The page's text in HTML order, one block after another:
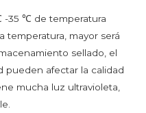
-35 ℃ de temperatura
temperatura, mayor será
sellado, el
pueden afectar la calidad
mucha luz ultravioleta,